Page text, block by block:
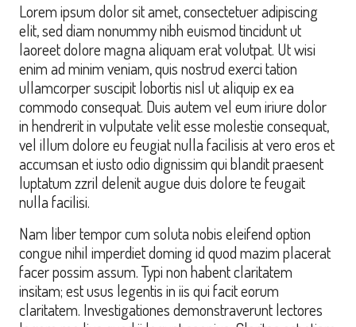
Lorem ipsum dolor sit amet, consectetuer adipiscing
elit, sed diam nonummy nibh euismod tincidunt ut
laoreet dolore magna aliquam erat volutpat. Ut wisi
enim ad minim veniam, quis nostrud exerci tation
ullamcorper suscipit lobortis nisl ut aliquip ex ea
commodo consequat. Duis autem vel eum iriure dolor
in hendrerit in vulputate velit esse molestie consequat,
vel illum dolore eu feugiat nulla facilisis at vero eros et
accumsan et iusto odio dignissim qui blandit praesent
luptatum zzril delenit augue duis dolore te feugait
nulla facilisi.
Nam liber tempor cum soluta nobis eleifend option
congue nihil imperdiet doming id quod mazim placerat
facer possim assum. Typi non habent claritatem
insitam; est usus legentis in iis qui facit eorum
claritatem. Investigationes demonstraverunt lectores